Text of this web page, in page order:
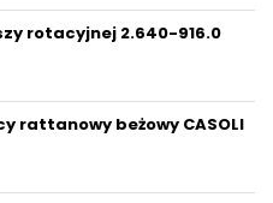
rotacyjnej 2.640-916.0
rattanowy beżowy CASOLI